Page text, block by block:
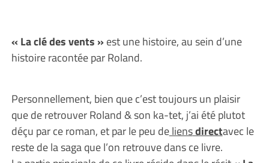
« La clé des vents » est une histoire, au sein d’une
histoire racontée par Roland.
Personnellement, bien que c’est toujours un plaisir
que de retrouver Roland & son ka-tet, j’ai été plutot
déçu par ce roman, et par le peu deliensdirectavec le
reste de la saga que l’on retrouve dans ce livre.